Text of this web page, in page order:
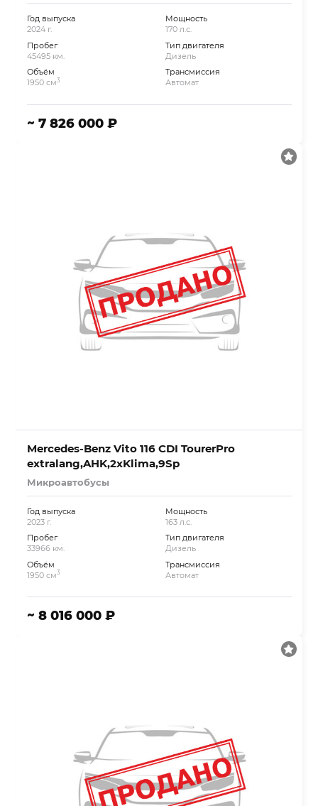
Год выпуска
2024 г.
Пробег
45495 км.
Объём
1950 см3
Мощность
170 л.с.
Тип двигателя
Дизель
Трансмиссия
Автомат
~ 7 826 000 ₽
Mercedes-Benz Vito 116 CDI TourerPro
extralang,AHK,2xKlima,9Sp
Микроавтобусы
Год выпуска
2023 г.
Пробег
33966 км.
Объём
1950 см3
Мощность
163 л.с.
Тип двигателя
Дизель
Трансмиссия
Автомат
~ 8 016 000 ₽